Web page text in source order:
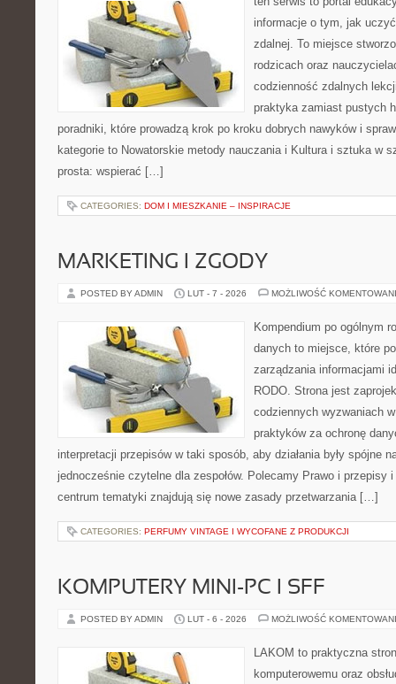
informacje o tym, jak
zdalnej. To miejsce
rodzicach oraz
codzienność zdalnych
praktyka zamiast pustych
poradniki, które prowadzą krok po kroku dobrych nawyków i
kategorie to Nowatorskie metody nauczania i Kultura i sztuka w
prosta: wspierać […]
CATEGORIES: DOM I MIESZKANIE – INSPIRACJE
MARKETING I ZGODY
POSTED BY ADMIN LUT - 7 - 2026 MOŻLIWOŚĆ
Kompendium po ogólnym
danych to miejsce, które
zarządzania informacjami
RODO. Strona jest
codziennych wyzwaniach
praktyków za ochronę
interpretacji przepisów w taki sposób, aby działania były spójne
jednocześnie czytelne dla zespołów. Polecamy Prawo i przepisy
centrum tematyki znajdują się nowe zasady przetwarzania […]
CATEGORIES: PERFUMY VINTAGE I WYCOFANE Z PRODUKCJI
KOMPUTERY MINI-PC I SFF
POSTED BY ADMIN LUT - 6 - 2026 MOŻLIWOŚĆ
LAKOM to praktyczna
komputerowemu oraz